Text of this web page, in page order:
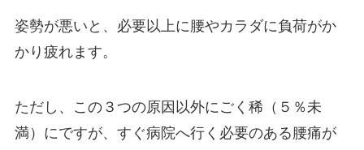
姿勢が悪いと、必要以上に腰やカラダに負荷がか
かり疲れます。
ただし、この３つの原因以外にごく稀（５％未
満）にですが、すぐ病院へ行く必要のある腰痛が